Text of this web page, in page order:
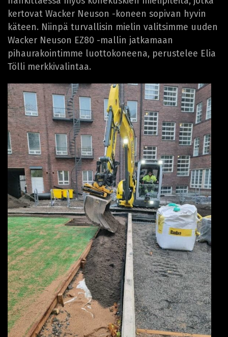
kertovat Wacker Neuson -koneen sopivan hyvin
käteen. Niinpä turvallisin mielin valitsimme uuden
Wacker Neuson EZ80 -mallin jatkamaan
pihaurakointimme luottokoneena, perustelee Elia
Tölli merkkivalintaa.